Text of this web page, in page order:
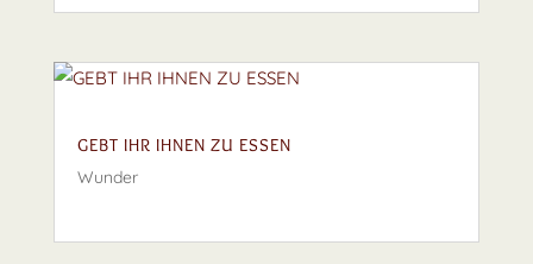
GEBT IHR IHNEN ZU ESSEN
Wunder